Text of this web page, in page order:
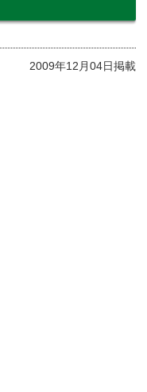
2009年12月04日掲載